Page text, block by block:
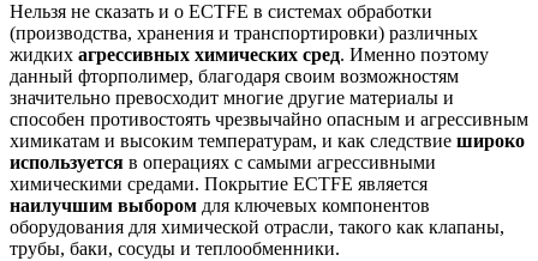
Нельзя не сказать и о ECTFE в системах обработки
(производства, хранения и транспортировки) различных
жидких агрессивных химических сред. Именно поэтому
данный фторполимер, благодаря своим возможностям
значительно превосходит многие другие материалы и
способен противостоять чрезвычайно опасным и агрессивным
химикатам и высоким температурам, и как следствие широко
используется в операциях с самыми агрессивными
химическими средами. Покрытие ECTFE является
наилучшим выбором для ключевых компонентов
оборудования для химической отрасли, такого как клапаны,
трубы, баки, сосуды и теплообменники.